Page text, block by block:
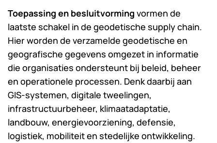
Toepassing en besluitvorming vormen de
laatste schakel in de geodetische supply chain.
Hier worden de verzamelde geodetische en
geografische gegevens omgezet in informatie
die organisaties ondersteunt bij beleid, beheer
en operationele processen. Denk daarbij aan
GIS-systemen, digitale tweelingen,
infrastructuurbeheer, klimaatadaptatie,
landbouw, energievoorziening, defensie,
logistiek, mobiliteit en stedelijke ontwikkeling.